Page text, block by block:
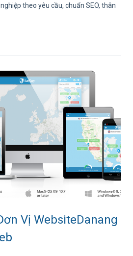
theo yêu cầu, chuẩn SEO, thân
Vị WebsiteDanang